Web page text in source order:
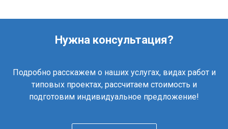
Нужна консультация?
Подробно расскажем о наших услугах, видах работ и
типовых проектах, рассчитаем стоимость и
подготовим индивидуальное предложение!